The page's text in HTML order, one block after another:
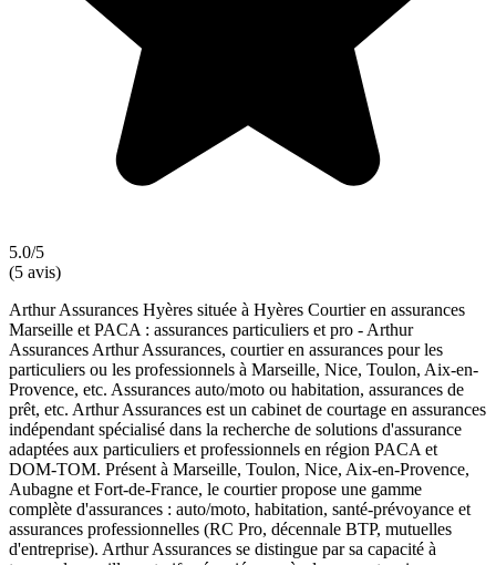
5.0/5
(5 avis)
Arthur Assurances Hyères située à Hyères Courtier en assurances
Marseille et PACA : assurances particuliers et pro - Arthur
Assurances Arthur Assurances, courtier en assurances pour les
particuliers ou les professionnels à Marseille, Nice, Toulon, Aix-en-
Provence, etc. Assurances auto/moto ou habitation, assurances de
prêt, etc. Arthur Assurances est un cabinet de courtage en assurances
indépendant spécialisé dans la recherche de solutions d'assurance
adaptées aux particuliers et professionnels en région PACA et
DOM-TOM. Présent à Marseille, Toulon, Nice, Aix-en-Provence,
Aubagne et Fort-de-France, le courtier propose une gamme
complète d'assurances : auto/moto, habitation, santé-prévoyance et
assurances professionnelles (RC Pro, décennale BTP, mutuelles
d'entreprise). Arthur Assurances se distingue par sa capacité à